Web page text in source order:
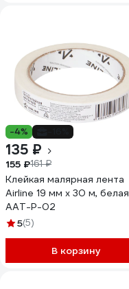
-4%
135 ₽
155 ₽161 ₽
Клейкая малярная лента
Airline 19 мм х 30 м, белая
AAT-P-02
5(5)
В корзину